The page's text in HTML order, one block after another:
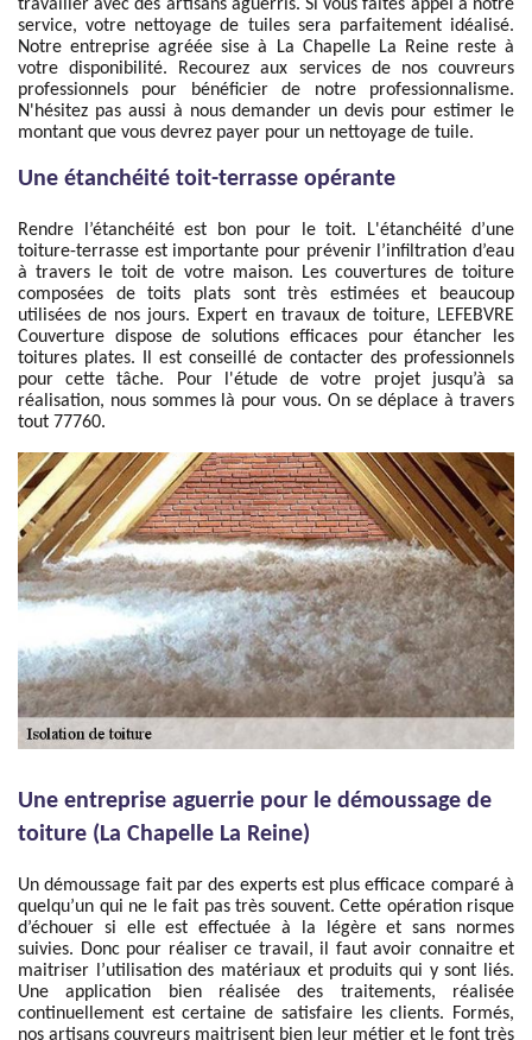
travailler avec des artisans aguerris. Si vous faites appel à notre
service, votre nettoyage de tuiles sera parfaitement idéalisé.
Notre entreprise agréée sise à La Chapelle La Reine reste à
votre disponibilité. Recourez aux services de nos couvreurs
professionnels pour bénéficier de notre professionnalisme.
N'hésitez pas aussi à nous demander un devis pour estimer le
montant que vous devrez payer pour un nettoyage de tuile.
Une étanchéité toit-terrasse opérante
Rendre l’étanchéité est bon pour le toit. L'étanchéité d’une
toiture-terrasse est importante pour prévenir l’infiltration d’eau
à travers le toit de votre maison. Les couvertures de toiture
composées de toits plats sont très estimées et beaucoup
utilisées de nos jours. Expert en travaux de toiture, LEFEBVRE
Couverture dispose de solutions efficaces pour étancher les
toitures plates. Il est conseillé de contacter des professionnels
pour cette tâche. Pour l'étude de votre projet jusqu’à sa
réalisation, nous sommes là pour vous. On se déplace à travers
tout 77760.
Une entreprise aguerrie pour le démoussage de
toiture (La Chapelle La Reine)
Un démoussage fait par des experts est plus efficace comparé à
quelqu’un qui ne le fait pas très souvent. Cette opération risque
d’échouer si elle est effectuée à la légère et sans normes
suivies. Donc pour réaliser ce travail, il faut avoir connaitre et
maitriser l’utilisation des matériaux et produits qui y sont liés.
Une application bien réalisée des traitements, réalisée
continuellement est certaine de satisfaire les clients. Formés,
nos artisans couvreurs maitrisent bien leur métier et le font très